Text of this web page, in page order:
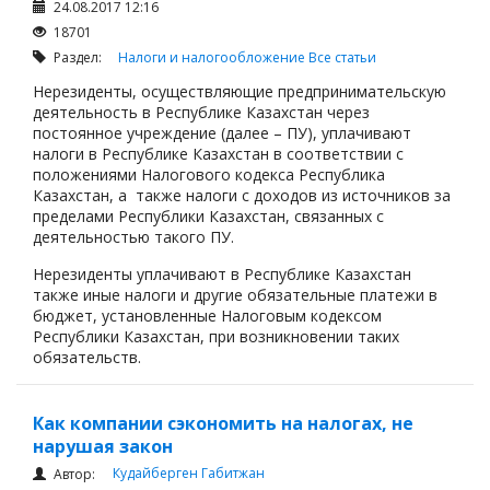
24.08.2017 12:16
18701
Раздел: Налоги и налогообложение Все статьи
Нерезиденты, осуществляющие предпринимательскую
деятельность в Республике Казахстан через
постоянное учреждение (далее – ПУ), уплачивают
налоги в Республике Казахстан в соответствии с
положениями Налогового кодекса Республика
Казахстан, а также налоги с доходов из источников за
пределами Республики Казахстан, связанных с
деятельностью такого ПУ.
Нерезиденты уплачивают в Республике Казахстан
также иные налоги и другие обязательные платежи в
бюджет, установленные Налоговым кодексом
Республики Казахстан, при возникновении таких
обязательств.
Как компании сэкономить на налогах, не
нарушая закон
Автор: Кудайберген Габитжан